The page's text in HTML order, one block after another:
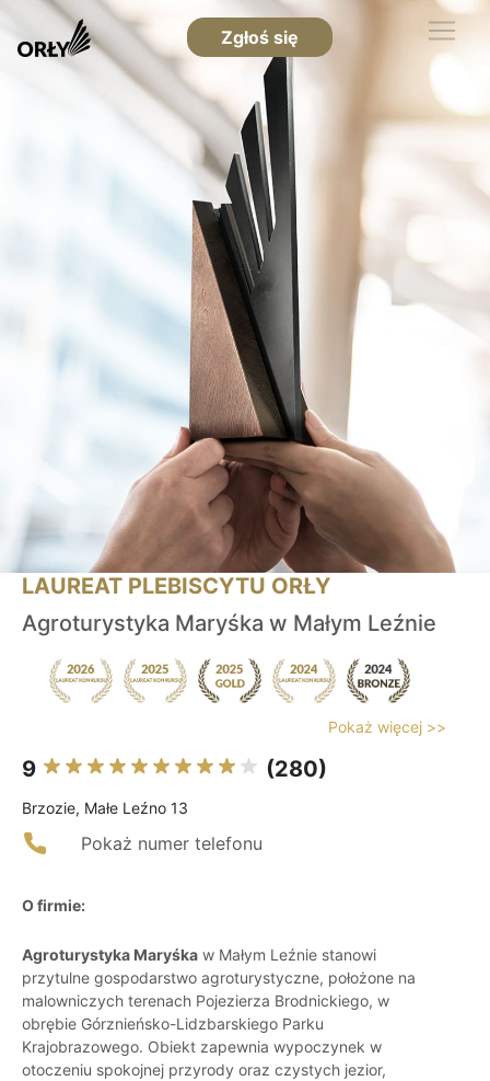
Zgłoś się
LAUREAT PLEBISCYTU ORŁY
Agroturystyka Maryśka w Małym Leźnie
Pokaż więcej >>
9 (280)
Brzozie, Małe Leźno 13
Pokaż numer telefonu
O firmie:
Agroturystyka Maryśka w Małym Leźnie stanowi
przytulne gospodarstwo agroturystyczne, położone na
malowniczych terenach Pojezierza Brodnickiego, w
obrębie Górznieńsko-Lidzbarskiego Parku
Krajobrazowego. Obiekt zapewnia wypoczynek w
otoczeniu spokojnej przyrody oraz czystych jezior,